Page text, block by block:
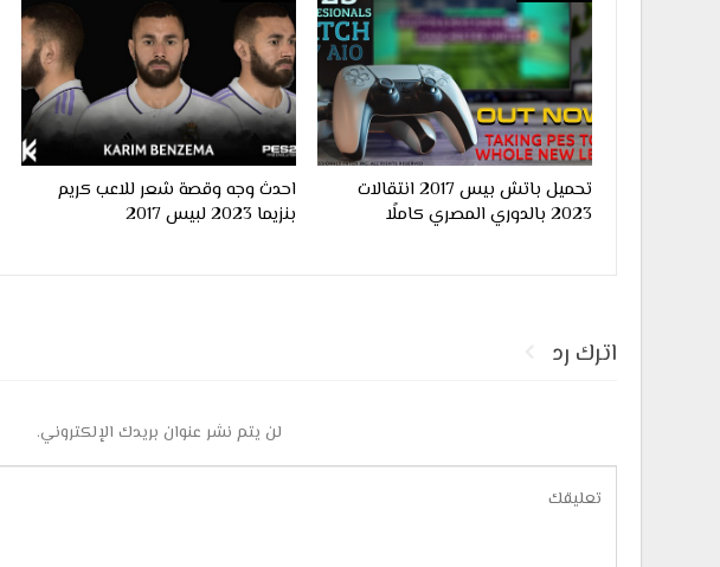
تحميل باتش بيس 2017 انتقالات
2023 بالدوري المصري كاملًا
احدث وجه وقصة شعر للاعب كريم
بنزيما 2023 لبيس 2017
اترك رد
لن يتم نشر عنوان بريدك الإلكتروني.